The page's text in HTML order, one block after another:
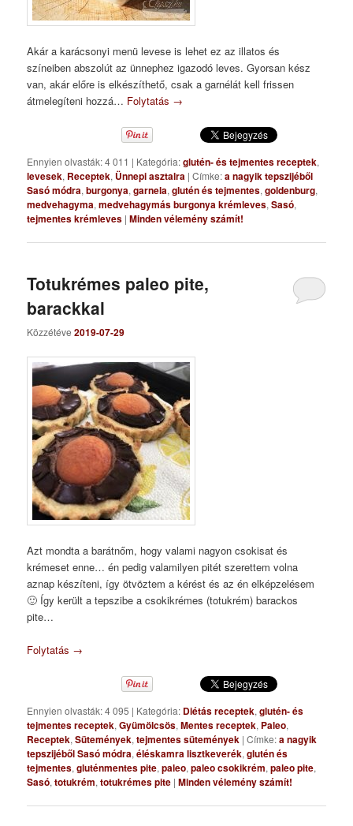
Akár a karácsonyi menü levese is lehet ez az illatos és
színeiben abszolút az ünnephez igazodó leves. Gyorsan kész
van, akár előre is elkészíthető, csak a garnélát kell frissen
átmelegíteni hozzá… Folytatás →
Ennyien olvasták: 4 011 | Kategória:glutén- és tejmentes receptek,
levesek, Receptek, Ünnepi asztalra |Címke:a nagyik tepszijéből
Sasó módra,burgonya,garnela,glutén és tejmentes,goldenburg,
medvehagyma,medvehagymás burgonya krémleves,Sasó,
tejmentes krémleves |Minden vélemény számít!
Totukrémes paleo pite,
barackkal
Közzétéve2019-07-29
Azt mondta a barátnőm, hogy valami nagyon csokisat és
krémeset enne… én pedig valamilyen pitét szerettem volna
aznap készíteni, így ötvöztem a kérést és az én elképzelésem
🙂 Így került a tepszibe a csokikrémes (totukrém) barackos
pite…
Folytatás →
Ennyien olvasták: 4 095 | Kategória: Diétás receptek,glutén- és
tejmentes receptek,Gyümölcsös,Mentes receptek, Paleo,
Receptek,Sütemények,tejmentes sütemények |Címke:a nagyik
tepszijéből Sasó módra,éléskamra lisztkeverék,glutén és
tejmentes,gluténmentes pite,paleo,paleo csokikrém,paleo pite,
Sasó,totukrém,totukrémes pite |Minden vélemény számít!